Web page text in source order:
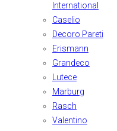
International
Caselio
Decoro Pareti
Erismann
Grandeco
Lutece
Marburg
Rasch
Valentino